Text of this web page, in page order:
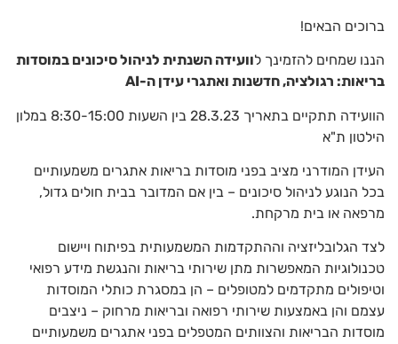
ברוכים הבאים!
הננו שמחים להזמינך לוועידה השנתית לניהול סיכונים במוסדות
בריאות: רגולציה, חדשנות ואתגרי עידן ה-AI
הוועידה תתקיים בתאריך 28.3.23 בין השעות 8:30-15:00 במלון
הילטון ת"א
העידן המודרני מציב בפני מוסדות בריאות אתגרים משמעותיים
בכל הנוגע לניהול סיכונים – בין אם המדובר בבית חולים גדול,
מרפאה או בית מרקחת.
לצד הגלובליזציה וההתקדמות המשמעותית בפיתוח ויישום
טכנולוגיות המאפשרות מתן שירותי בריאות והנגשת מידע רפואי
וטיפולים מתקדמים למטופלים – הן במסגרת כותלי המוסדות
עצמם והן באמצעות שירותי רפואה ובריאות מרחוק – ניצבים
מוסדות הבריאות והצוותים המטפלים בפני אתגרים משמעותיים